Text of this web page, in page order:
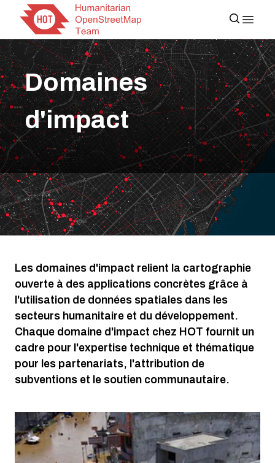
Domaines
d'impact
Les domaines d'impact relient la cartographie
ouverte à des applications concrètes grâce à
l'utilisation de données spatiales dans les
secteurs humanitaire et du développement.
Chaque domaine d'impact chez HOT fournit un
cadre pour l'expertise technique et thématique
pour les partenariats, l'attribution de
subventions et le soutien communautaire.